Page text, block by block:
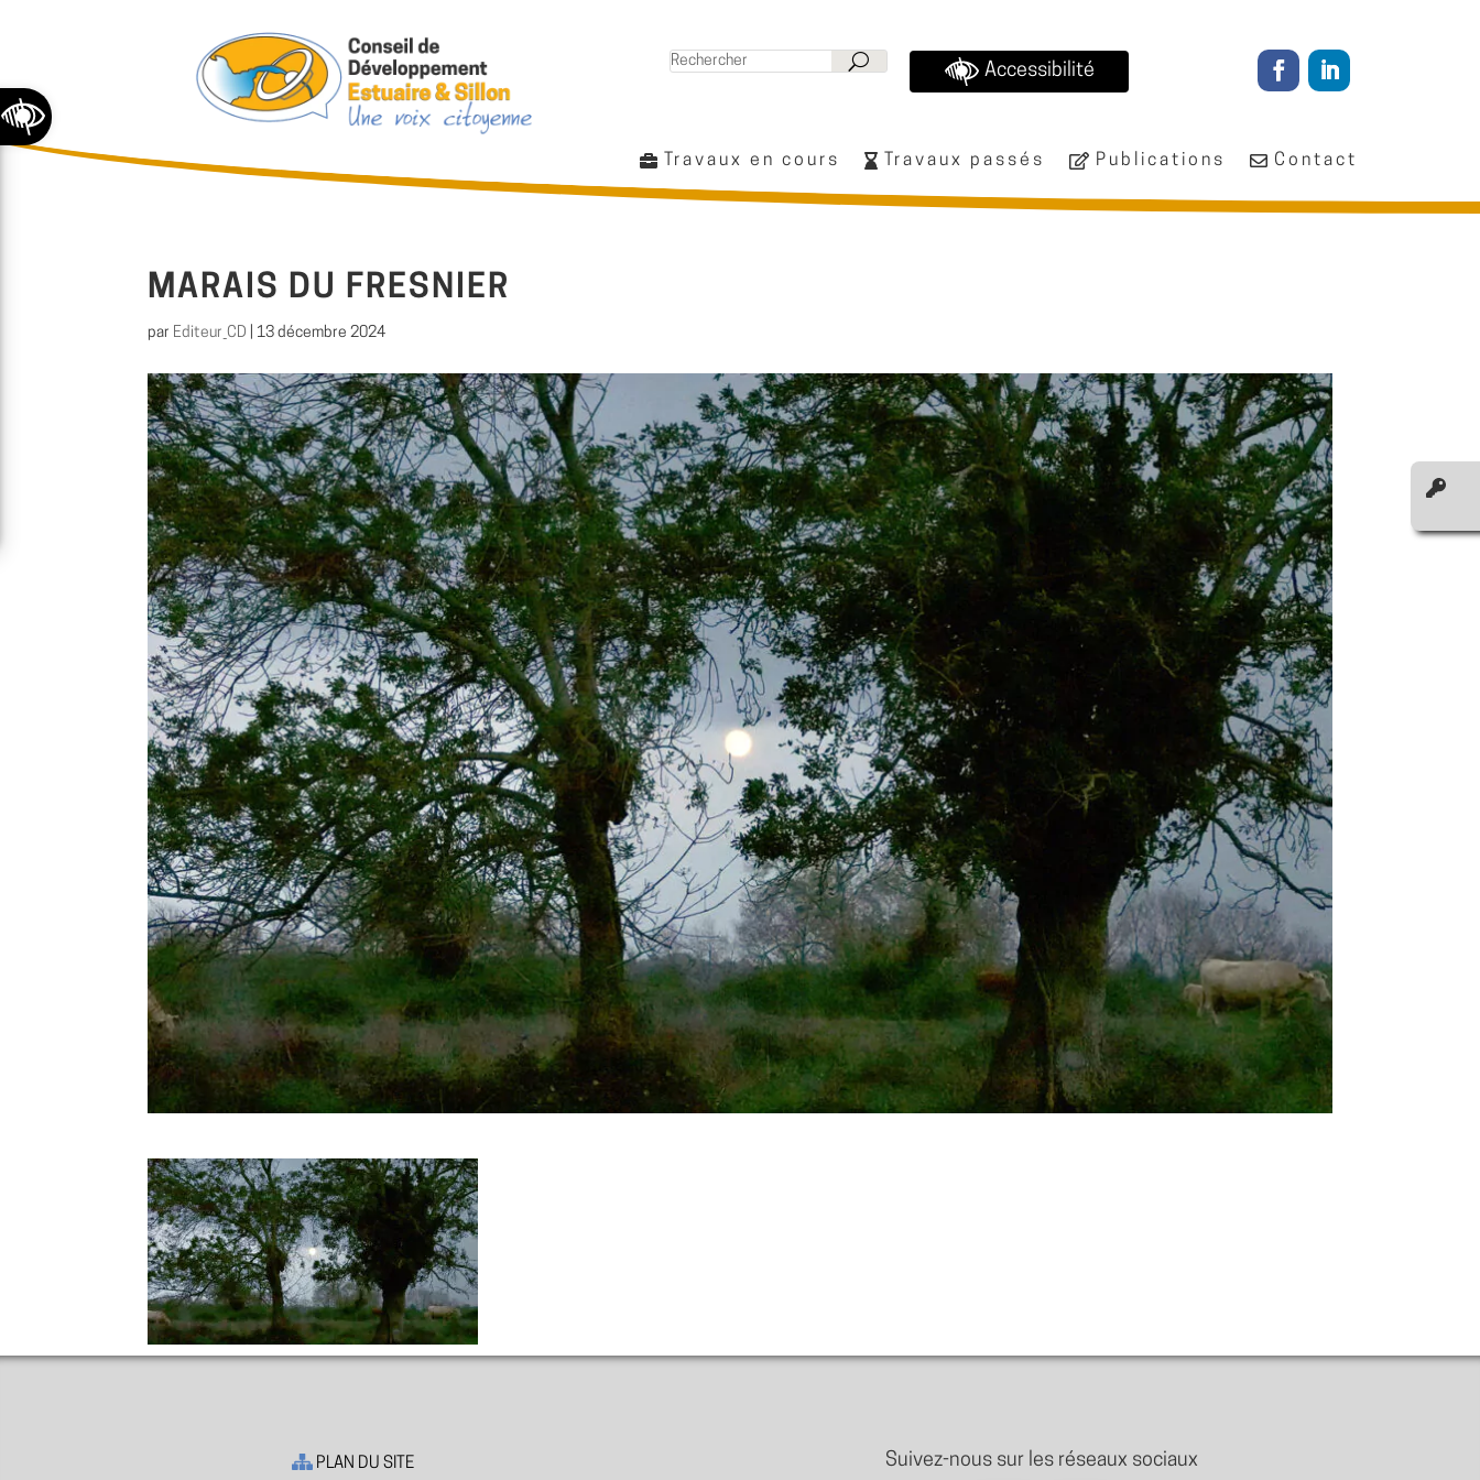
Ouvrir la barre d’outils
Accessibilité
Travaux en cours Travaux passés Publications Contact
MARAIS DU FRESNIER
par Editeur_CD 13 décembre 2024
PLAN DU SITE Suivez-nous sur les réseaux sociaux